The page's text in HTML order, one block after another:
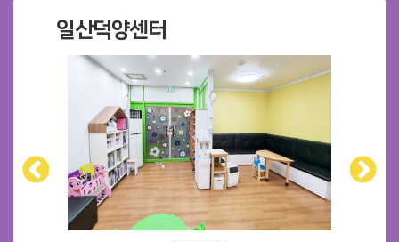
일산덕양센터